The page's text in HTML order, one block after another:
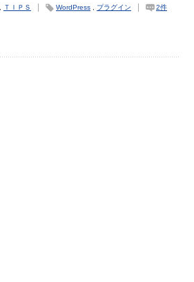
ＴＩＰＳ WordPress プラグイン 2件